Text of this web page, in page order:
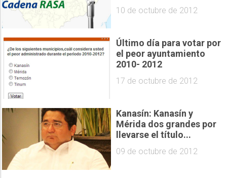
10 de octubre de 2012
Último día para votar por
el peor ayuntamiento
2010- 2012
17 de octubre de 2012
Kanasín: Kanasín y
Mérida dos grandes por
llevarse el título...
09 de octubre de 2012